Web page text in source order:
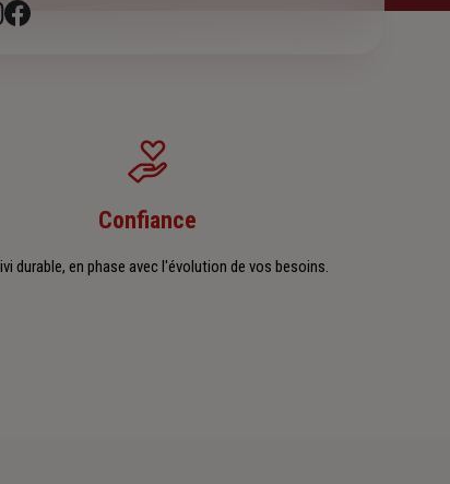
Confiance
durable, en phase avec l'évolution de vos besoins.